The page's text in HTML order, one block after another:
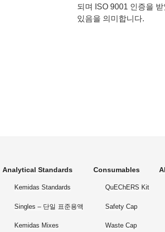
되며 ISO 9001 인증을
있음을 의미합니다.
Analytical Standards
Kemidas Standards
Singles – 단일 표준용액
Kemidas Mixes
Consumables
QuEChERS Kit
Safety Cap
Waste Cap